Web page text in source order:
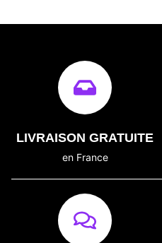
LIVRAISON GRATUITE
en France